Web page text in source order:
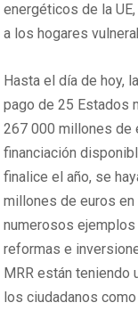
energéticos de la
a los hogares
Hasta el día de hoy,
pago de 25 Estados
267 000 millones de
financiación
finalice el año, se
millones de euros
numerosos
reformas e
MRR están
los ciudadanos